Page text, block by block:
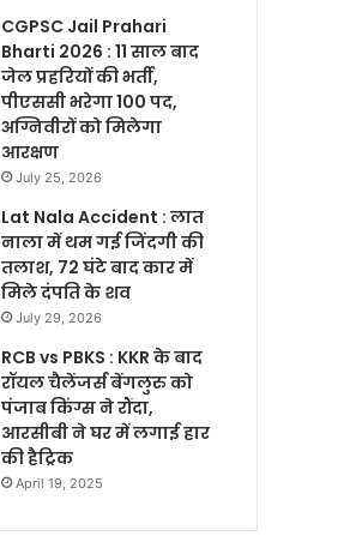
CGPSC Jail Prahari
Bharti 2026 : 11 साल बाद
जेल प्रहरियों की भर्ती,
पीएससी भरेगा 100 पद,
अग्निवीरों को मिलेगा
आरक्षण
July 25, 2026
Lat Nala Accident : लात
नाला में थम गई जिंदगी की
तलाश, 72 घंटे बाद कार में
मिले दंपति के शव
July 29, 2026
RCB vs PBKS : KKR के बाद
रॉयल चैलेंजर्स बेंगलुरु को
पंजाब किंग्स ने रौंदा,
आरसीबी ने घर में लगाई हार
की हैट्रिक
April 19, 2025